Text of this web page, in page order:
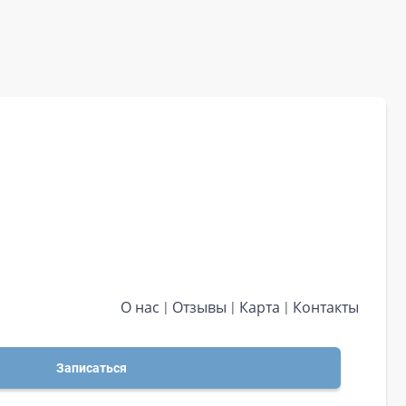
О нас Отзывы Карта Контакты
Записаться